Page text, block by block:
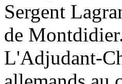
Sergent
de
L'Adjudant-